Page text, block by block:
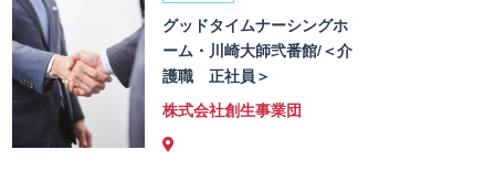
グッドタイムナーシングホ
ーム・川崎大師弐番館/＜介
護職 正社員＞
株式会社創生事業団